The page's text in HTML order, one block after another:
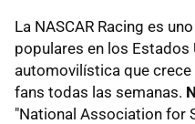
La NASCAR Racing es
populares en los Estados
automovilística que
fans todas las semanas.
"National Association for